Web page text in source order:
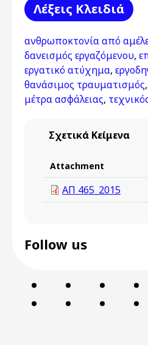
Λέξεις Kλειδιά
ανθρωποκτονία από
δανεισμός εργαζόμενου,
εργατικό ατύχημα,
θανάσιμος τραυματισμός,
μέτρα ασφάλειας,
Σχετικά Κείμενα
Attachment
ΑΠ 465_2015
Follow us